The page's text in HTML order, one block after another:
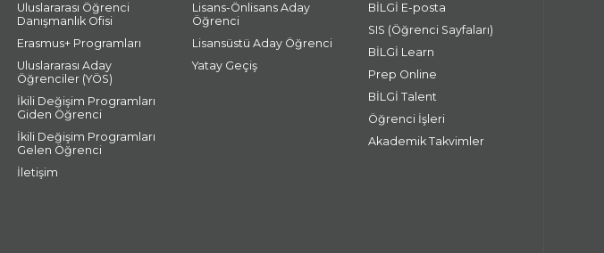
Uluslararası Öğrenci
Danışmanlık Ofisi
Erasmus+ Programları
Uluslararası Aday
Öğrenciler (YÖS)
İkili Değişim Programları
Giden Öğrenci
İkili Değişim Programları
Gelen Öğrenci
İletişim
Lisans-Önlisans Aday
Öğrenci
Lisansüstü Aday Öğrenci
Yatay Geçiş
BİLGİ E-posta
SIS (Öğrenci Sayfaları)
BİLGİ Learn
Prep Online
BİLGİ Talent
Öğrenci İşleri
Akademik Takvimler